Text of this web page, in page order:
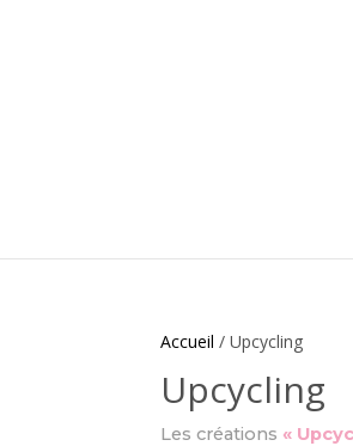
Accueil / Upcycling
Upcycling
Les créations «